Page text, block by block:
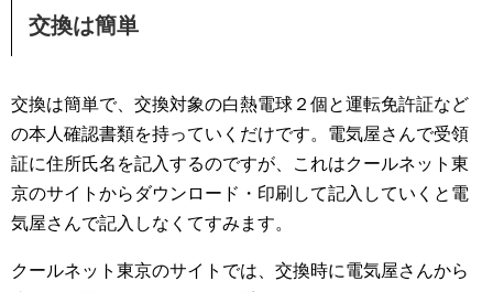
交換は簡単
交換は簡単で、交換対象の白熱電球２個と運転免許証など
の本人確認書類を持っていくだけです。電気屋さんで受領
証に住所氏名を記入するのですが、これはクールネット東
京のサイトからダウンロード・印刷して記入していくと電
気屋さんで記入しなくてすみます。
クールネット東京のサイトでは、交換時に電気屋さんから